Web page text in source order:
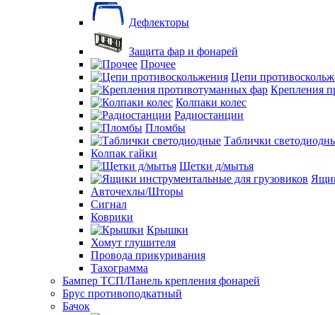
Дефлекторы
Защита фар и фонарей
Прочее
Цепи
Крепления
Колпаки колес
Радиостанции
Пломбы
Таблички
Колпак гайки
Щетки д/мытья
Авточехлы/Шторы
Сигнал
Коврики
Крышки
Хомут глушителя
Провода прикуривания
Тахограмма
Бампер ТСП/Панель крепления фонарей
Брус противоподкатный
Бачок